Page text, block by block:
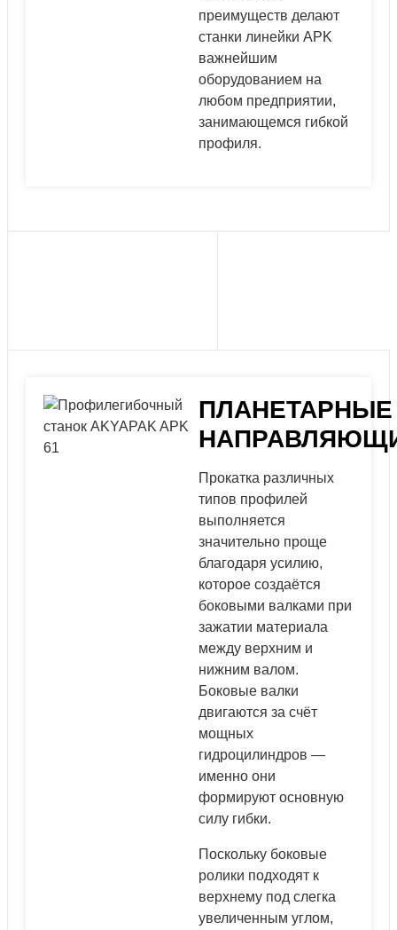
преимуществ делают
станки линейки APK
важнейшим
оборудованием на
любом предприятии,
занимающемся гибкой
профиля.
ПЛАНЕТАРНЫЕ
Прокатка различных
типов профилей
выполняется
значительно проще
благодаря усилию,
которое создаётся
боковыми валками при
зажатии материала
между верхним и
нижним валом.
Боковые валки
двигаются за счёт
мощных
гидроцилиндров —
именно они
формируют основную
силу гибки.
Поскольку боковые
ролики подходят к
верхнему под слегка
увеличенным углом,